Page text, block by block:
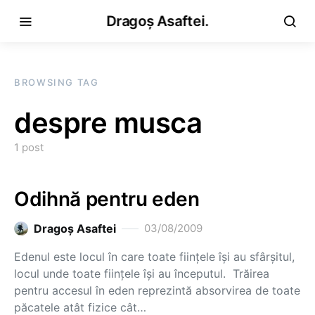
Dragoș Asaftei.
BROWSING TAG
despre musca
1 post
Odihnă pentru eden
Dragoş Asaftei 03/08/2009
Edenul este locul în care toate fiinţele îşi au sfârşitul,
locul unde toate fiinţele îşi au începutul. Trăirea
pentru accesul în eden reprezintă absorvirea de toate
păcatele atât fizice cât…